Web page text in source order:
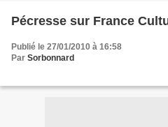
Pécresse sur France
Publié le 27/01/2010 à 16:58
Par Sorbonnard